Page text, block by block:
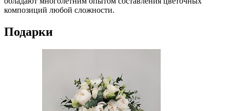
композиций любой сложности.
Подарки